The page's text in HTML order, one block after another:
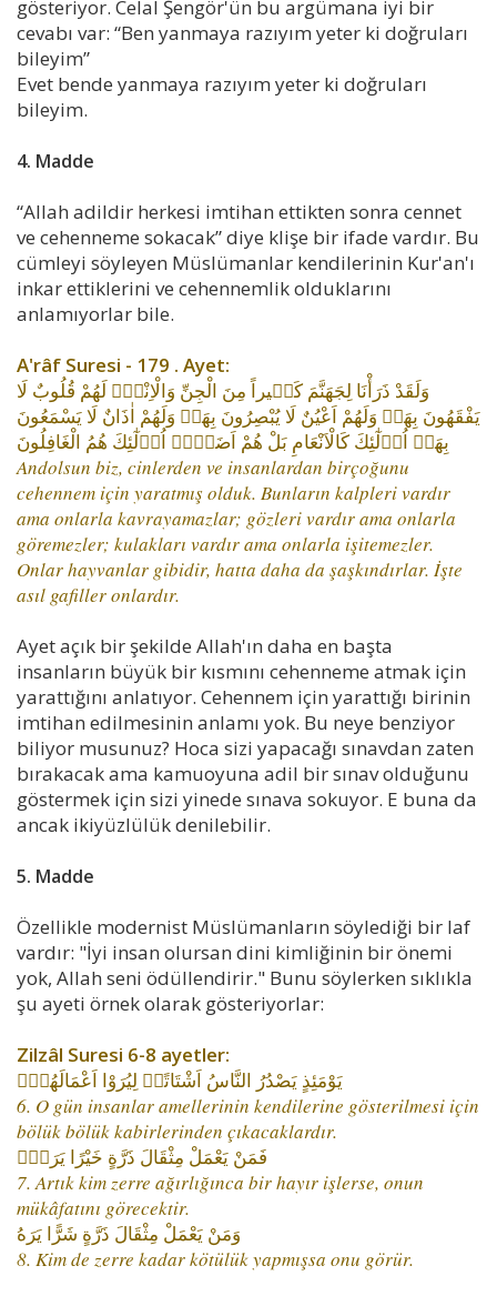
gösteriyor. Celal Şengör'ün bu argümana iyi bir
cevabı var: “Ben yanmaya razıyım yeter ki doğruları
bileyim”
Evet bende yanmaya razıyım yeter ki doğruları
bileyim.
4. Madde
“Allah adildir herkesi imtihan ettikten sonra cennet
ve cehenneme sokacak” diye klişe bir ifade vardır. Bu
cümleyi söyleyen Müslümanlar kendilerinin Kur'an'ı
inkar ettiklerini ve cehennemlik olduklarını
anlamıyorlar bile.
A'râf Suresi - 179 . Ayet:
وَلَقَدْ ذَرَأْنَا لِجَهَنَّمَ كَث۪يراً مِنَ الْجِنِّ وَالْاِنْسِۘ لَهُمْ قُلُوبٌ لَا
يَفْقَهُونَ بِهَاۘ وَلَهُمْ اَعْيُنٌ لَا يُبْصِرُونَ بِهَاۘ وَلَهُمْ اٰذَانٌ لَا يَسْمَعُونَ
Andolsun biz, cinlerden ve insanlardan birçoğunu
cehennem için yaratmış olduk. Bunların kalpleri vardır
ama onlarla kavrayamazlar; gözleri vardır ama onlarla
göremezler; kulakları vardır ama onlarla işitemezler.
Onlar hayvanlar gibidir, hatta daha da şaşkındırlar. İşte
asıl gafiller onlardır.
Ayet açık bir şekilde Allah'ın daha en başta
insanların büyük bir kısmını cehenneme atmak için
yarattığını anlatıyor. Cehennem için yarattığı birinin
imtihan edilmesinin anlamı yok. Bu neye benziyor
biliyor musunuz? Hoca sizi yapacağı sınavdan zaten
bırakacak ama kamuoyuna adil bir sınav olduğunu
göstermek için sizi yinede sınava sokuyor. E buna da
ancak ikiyüzlülük denilebilir.
5. Madde
Özellikle modernist Müslümanların söylediği bir laf
vardır: "İyi insan olursan dini kimliğinin bir önemi
yok, Allah seni ödüllendirir." Bunu söylerken sıklıkla
şu ayeti örnek olarak gösteriyorlar:
Zilzâl Suresi 6-8 ayetler:
يَوْمَئِذٍ يَصْدُرُ النَّاسُ اَشْتَاتًاۙ لِيُرَوْا اَعْمَالَهُمْۜ
6. O gün insanlar amellerinin kendilerine gösterilmesi için
bölük bölük kabirlerinden çıkacaklardır.
فَمَنْ يَعْمَلْ مِثْقَالَ ذَرَّةٍ خَيْرًا يَرَهُۜ
7. Artık kim zerre ağırlığınca bir hayır işlerse, onun
mükâfatını görecektir.
وَمَنْ يَعْمَلْ مِثْقَالَ ذَرَّةٍ شَرًّا يَرَهُ
8. Kim de zerre kadar kötülük yapmışsa onu görür.